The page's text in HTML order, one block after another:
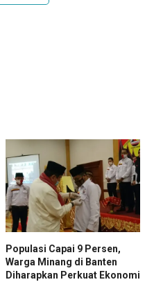
Populasi Capai 9 Persen,
Warga Minang di Banten
Diharapkan Perkuat Ekonomi